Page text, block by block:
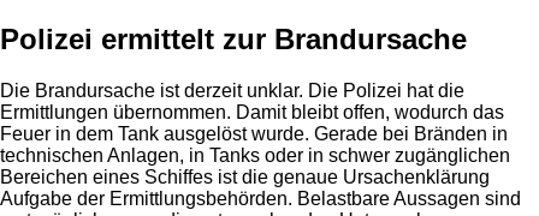
Polizei ermittelt zur Brandursache
Die Brandursache ist derzeit unklar. Die Polizei hat die
Ermittlungen übernommen. Damit bleibt offen, wodurch das
Feuer in dem Tank ausgelöst wurde. Gerade bei Bränden in
technischen Anlagen, in Tanks oder in schwer zugänglichen
Bereichen eines Schiffes ist die genaue Ursachenklärung
Aufgabe der Ermittlungsbehörden. Belastbare Aussagen sind